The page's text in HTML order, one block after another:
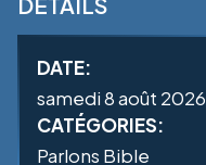
DATE:
samedi 8 août
CATÉGORIES:
Parlons Bible